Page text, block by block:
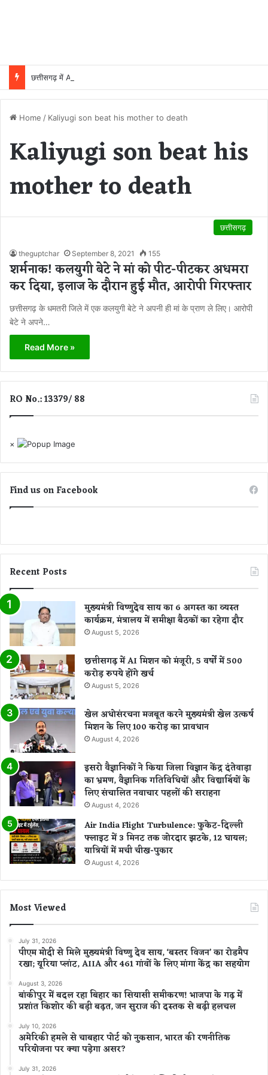
छत्तीसगढ़ में AI मिशन को मंजूरी, 5 वर्षों में 500 करोड़ रुपये होंगे खर्च
Home / Kaliyugi son beat his mother to death
Kaliyugi son beat his
mother to death
छत्तीसगढ़
theguptchar September 8, 2021 155
शर्मनाक! कलयुगी बेटे ने मां को पीट-पीटकर अधमरा
कर दिया, इलाज के दौरान हुई मौत, आरोपी गिरफ्तार
छत्तीसगढ़ के धमतरी जिले में एक कलयुगी बेटे ने अपनी ही मां के प्राण ले लिए। आरोपी
बेटे ने अपने…
Read More »
RO No.: 13379/ 88
×
Find us on Facebook
Recent Posts
मुख्यमंत्री विष्णुदेव साय का 6 अगस्त का व्यस्त
कार्यक्रम, मंत्रालय में समीक्षा बैठकों का रहेगा दौर
August 5, 2026
छत्तीसगढ़ में AI मिशन को मंजूरी, 5 वर्षों में 500
करोड़ रुपये होंगे खर्च
August 5, 2026
खेल अधोसंरचना मजबूत करने मुख्यमंत्री खेल उत्कर्ष
मिशन के लिए 100 करोड़ का प्रावधान
August 4, 2026
इसरो वैज्ञानिकों ने किया जिला विज्ञान केंद्र दंतेवाड़ा
का भ्रमण, वैज्ञानिक गतिविधियों और विद्यार्थियों के
लिए संचालित नवाचार पहलों की सराहना
August 4, 2026
Air India Flight Turbulence: फुकेट-दिल्ली
फ्लाइट में 3 मिनट तक जोरदार झटके, 12 घायल;
यात्रियों में मची चीख-पुकार
August 4, 2026
Most Viewed
July 31, 2026
पीएम मोदी से मिले मुख्यमंत्री विष्णु देव साय, ‘बस्तर विजन’ का रोडमैप
रखा; यूरिया प्लांट, AIIA और 461 गांवों के लिए मांगा केंद्र का सहयोग
August 3, 2026
बांकीपुर में बदल रहा बिहार का सियासी समीकरण! भाजपा के गढ़ में
प्रशांत किशोर की बड़ी बढ़त, जन सुराज की दस्तक से बढ़ी हलचल
July 10, 2026
अमेरिकी हमले से चाबहार पोर्ट को नुकसान, भारत की रणनीतिक
परियोजना पर क्या पड़ेगा असर?
July 31, 2026